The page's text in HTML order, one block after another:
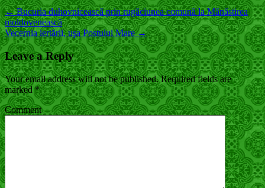
←Bucuria duhovnicească prin rugăciunea comună la Mănăstirea
moldovenească
Vecernia iertării, uşa Postului Mare→
Leave a Reply
Your email address will not be published.Required fields are
marked*
Comment